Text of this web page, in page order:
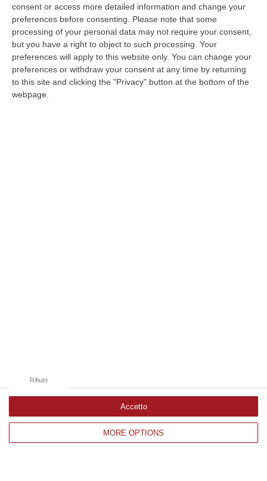
consent or access more detailed information and change your
preferences before consenting. Please note that some
processing of your personal data may not require your consent,
but you have a right to object to such processing. Your
preferences will apply to this website only. You can change your
preferences or withdraw your consent at any time by returning
to this site and clicking the "Privacy" button at the bottom of the
webpage.
MORE OPTIONS
Rifiuto
Accetto
07 Agosto, 8:01
Isola Capo Rizzuto, Sequestrata Discarica Abusiva A Pochi Passi
Dal Centro
“CROTONE Elettrodomestici abbandonati, copertoni, plastica e sacchi di
spazzatura parzialmente dati alle fiamme. È questo lo scenario di gra…
07 Agosto, 7:47
Corriere delle Calabria è una testata giornalistica di News&Com S.r.l
©2012--2026. Tutti i diritti riservati.